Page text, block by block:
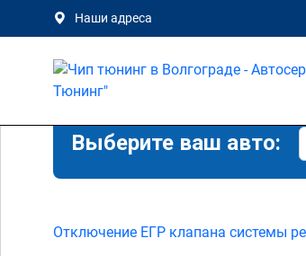
Наши адреса
Выберите ваш авто:
Отключение ЕГР клапана системы